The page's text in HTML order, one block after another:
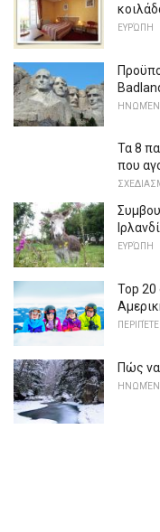
ΕΥΡΏΠΗ
Τα 8
που
ΕΥΡΏΠΗ
Top 20
Πώς να